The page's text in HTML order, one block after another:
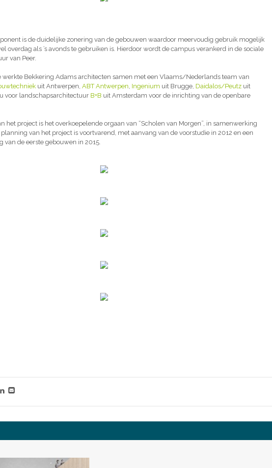
is de duidelijke zonering van de gebouwen waardoor meervoudig gebruik mogelijk
overdag als ’s avonds te gebruiken is. Hierdoor wordt de campus verankerd in de sociale
van Peer.
werkte Bekkering Adams architecten samen met een Vlaams/Nederlands team van
uit Antwerpen, ABT Antwerpen Ingenium uit Brugge, Daidalos/Peutz uit
voor landschapsarchitectuur B+B uit Amsterdam voor de inrichting van de openbare
het project is het overkoepelende orgaan van “Scholen van Morgen”, in samenwerking
planning van het project is voortvarend, met aanvang van de voorstudie in 2012 en een
van de eerste gebouwen in 2015.